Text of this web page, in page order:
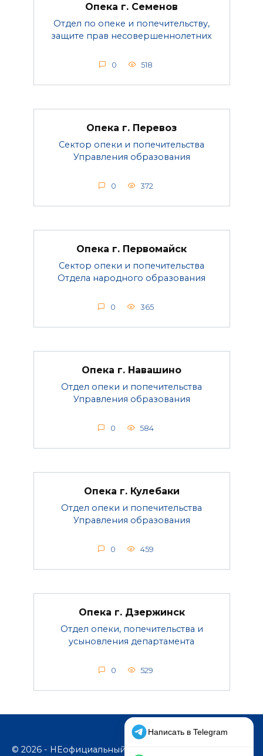
Опека г. Семенов
Отдел по опеке и попечительству,
защите прав несовершеннолетних
0 518
Опека г. Перевоз
Сектор опеки и попечительства
Управления образования
0 372
Опека г. Первомайск
Сектор опеки и попечительства
Отдела народного образования
0 365
Опека г. Навашино
Отдел опеки и попечительства
Управления образования
0 584
Опека г. Кулебаки
Отдел опеки и попечительства
Управления образования
0 459
Опека г. Дзержинск
Отдел опеки, попечительства и
усыновления департамента
0 529
© 2026 - НЕофициальный информационный сайт,